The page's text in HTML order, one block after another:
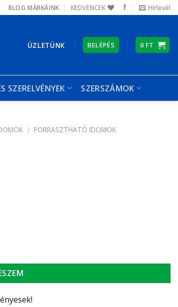
BLOG MÁRKÁINK KEDVENCEK Hírlevél
ÜZLETÜNK BELÉPÉS 0 FT
SZERELVÉNYEK SZERSZÁMOK
/ FORRASZTHATÓ IDOMOK